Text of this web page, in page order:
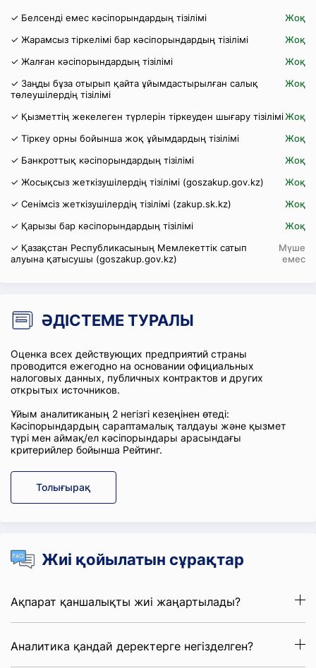
✓ Белсенді емес кәсіпорындардың тізілімі
Жоқ
✓ Жарамсыз тіркелімі бар кәсіпорындардың тізілімі
Жоқ
✓ Жалған кәсіпорындардың тізілімі
Жоқ
✓ Заңды бұза отырып қайта ұйымдастырылған салық
төлеушілердің тізілімі
Жоқ
✓ Қызметтің жекелеген түрлерін тіркеуден шығару тізіліміЖоқ
✓ Тіркеу орны бойынша жоқ ұйымдардың тізілімі
Жоқ
✓ Банкроттық кәсіпорындардың тізілімі
Жоқ
✓ Жосықсыз жеткізушілердің тізілімі (goszakup.gov.kz)
Жоқ
✓ Сенімсіз жеткізушілердің тізілімі (zakup.sk.kz)
Жоқ
✓ Қарызы бар кәсіпорындардың тізілімі
Жоқ
✓ Қазақстан Республикасының Мемлекеттік сатып
алуына қатысушы (goszakup.gov.kz)
Мүше
емес
ӘДІСТЕМЕ ТУРАЛЫ
Оценка всех действующих предприятий страны
проводится ежегодно на основании официальных
налоговых данных, публичных контрактов и других
открытых источников.
Ұйым аналитиканың 2 негізгі кезеңінен өтеді:
Кәсіпорындардың сараптамалық талдауы және қызмет
түрі мен аймақ/ел кәсіпорындары арасындағы
критерийлер бойынша Рейтинг.
Толығырақ
Жиі қойылатын сұрақтар
Ақпарат қаншалықты жиі жаңартылады?
Аналитика қандай деректерге негізделген?